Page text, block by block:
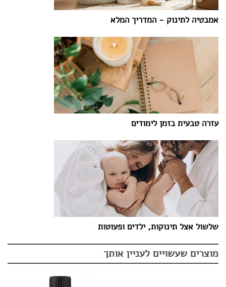
אמבטיה לתינוק - המדריך המלא
עזרה טבעית בזמן לימודים
שלשול אצל תינוקות, ילדים ופעוטות
מוצרים שעשויים לעניין אותך